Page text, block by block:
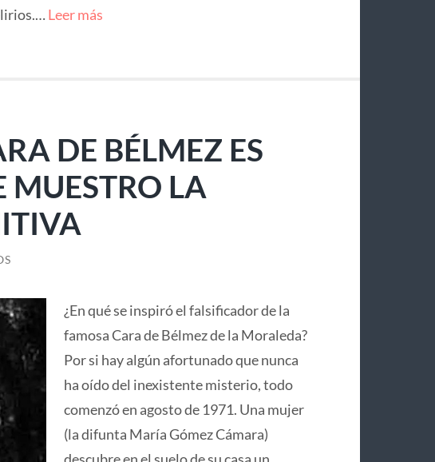
Leer más
DE BÉLMEZ ES
MUESTRO LA
¿En qué se inspiró el falsificador de la
famosa Cara de Bélmez de la Moraleda?
Por si hay algún afortunado que nunca
ha oído del inexistente misterio, todo
comenzó en agosto de 1971. Una mujer
(la difunta María Gómez Cámara)